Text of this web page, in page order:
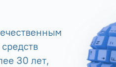
30 лет,